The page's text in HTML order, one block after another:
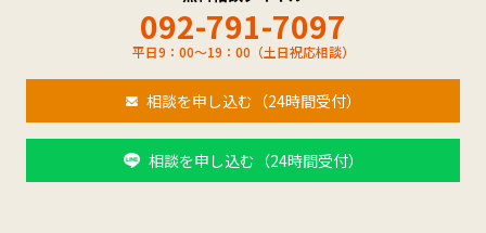
092-791-7097
平日9：00～19：00（土日祝応相談）
相談を申し込む（24時間受付）
相談を申し込む（24時間受付）